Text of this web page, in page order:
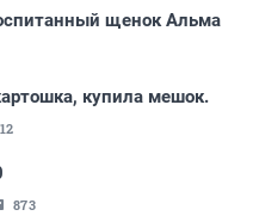
щенок Альма
купила мешок.
12
873